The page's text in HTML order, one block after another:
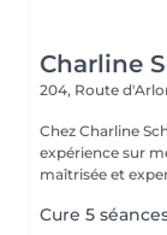
Charline
204, Route
Chez Charline
expérience sur
maîtrisée et
Cure 5